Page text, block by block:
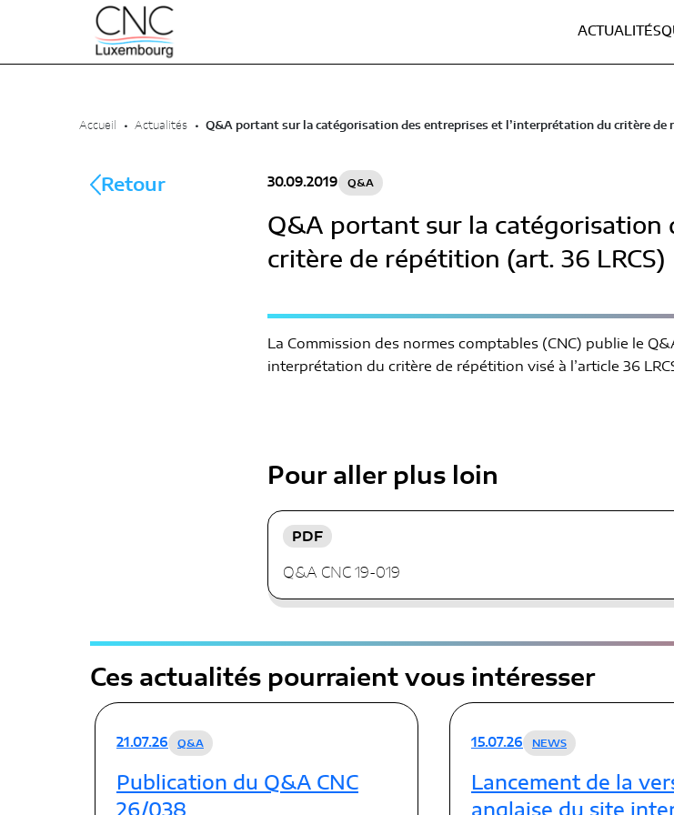
ACTUALITÉS
Accueil • Actualités • Q&A portant sur la catégorisation des entreprises et l’interprétation du critère de
Retour 30.09.2019 Q&A
Q&A portant sur la catégorisation
critère de répétition (art. 36 LRCS)
La Commission des normes comptables (CNC) publie le
interprétation du critère de répétition visé à l’article 36
Pour aller plus loin
PDF
Q&A CNC 19-019
Ces actualités pourraient vous intéresser
21.07.26 Q&A
Publication du Q&A CNC
26/038
15.07.26 NEWS
Lancement de la
anglaise du site